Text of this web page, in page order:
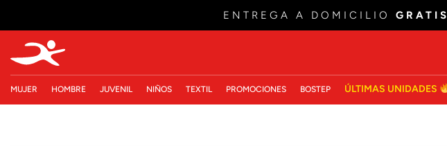
ENTREGA A DOMICILIO GRATIS
MUJER HOMBRE JUVENIL NIÑOS TEXTIL PROMOCIONES BOSTEP ÚLTIMAS UNIDADES